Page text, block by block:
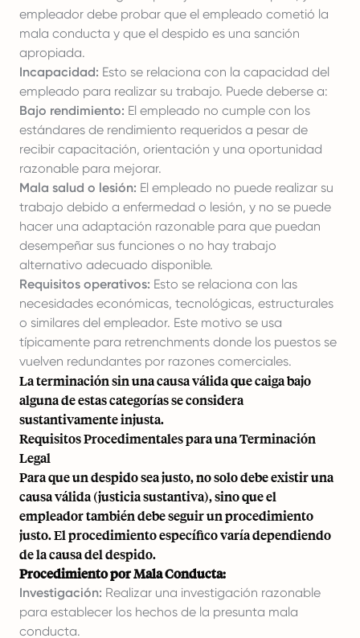
empleador debe probar que el empleado cometió la
mala conducta y que el despido es una sanción
apropiada.
Incapacidad: Esto se relaciona con la capacidad del
empleado para realizar su trabajo. Puede deberse a:
Bajo rendimiento: El empleado no cumple con los
estándares de rendimiento requeridos a pesar de
recibir capacitación, orientación y una oportunidad
razonable para mejorar.
Mala salud o lesión: El empleado no puede realizar su
trabajo debido a enfermedad o lesión, y no se puede
hacer una adaptación razonable para que puedan
desempeñar sus funciones o no hay trabajo
alternativo adecuado disponible.
Requisitos operativos: Esto se relaciona con las
necesidades económicas, tecnológicas, estructurales
o similares del empleador. Este motivo se usa
típicamente para retrenchments donde los puestos se
vuelven redundantes por razones comerciales.
La terminación sin una causa válida que caiga bajo
alguna de estas categorías se considera
sustantivamente injusta.
Requisitos Procedimentales para una Terminación
Legal
Para que un despido sea justo, no solo debe existir una
causa válida (justicia sustantiva), sino que el
empleador también debe seguir un procedimiento
justo. El procedimiento específico varía dependiendo
de la causa del despido.
Procedimiento por Mala Conducta:
Investigación: Realizar una investigación razonable
para establecer los hechos de la presunta mala
conducta.